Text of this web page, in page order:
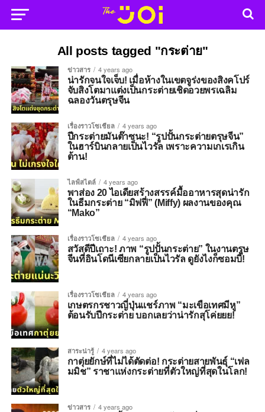
All posts tagged "กระต่าย"
ข่าวสาร 4 years ago
น่ารักจนใจเจ็บ! เมื่อห้างในเขตจูร่งของสิงคโปร์
จับสิงโตมาแต่งเป็นกระต่ายเชิดอวยพรเฉลิม
ฉลองวันตรุษจีน
เรื่องราวโซเชียล 4 years ago
ปีกระต่ายมันต๊าซนะ! “รูปปั้นกระต่ายตรุษจีน”
ในฮาร์บินกลายเป็นไวรัล เพราะความเกเรเกิน
ต้าน!
ไลฟ์สไตล์ 4 years ago
พาส่อง 20 ไอเดียสร้างสรรค์มื้ออาหารสุดน่ารัก
ในธีมกระต่าย “มิฟฟี่” (Miffy) ผลงานของคุณ
“Mako”
เรื่องราวโซเชียล 4 years ago
สวัสดีปีเถาะ! ภาพ “รูปปั้นกระต่าย” ในงานตรุษ
จีนที่อินโดนีเซียกลายเป็นไวรัล ดูยังไงก็ซอมบี้!
เรื่องราวโซเชียล 4 years ago
เกษตรกรชาวญี่ปุ่นแชร์ภาพ “มะเขือเทศมีหู”
ต้อนรับปีกระต่าย บอกเลยว่าน่ารักสุโค่ยยย!
สาระน่ารู้ 4 years ago
กาตุ่ยยักษ์ที่ไม่ได้ตัดต่อ! กระต่ายสายพันธุ์ “เฟล
มมิช” ราชาแห่งกระต่ายที่ตัวใหญ่ที่สุดในโลก!
ข่าวสาร 4 years ago